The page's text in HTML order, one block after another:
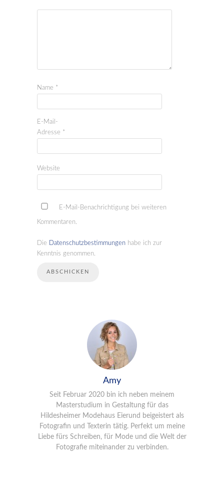
Name *
E-Mail-
Adresse *
Website
E-Mail-Benachrichtigung bei weiteren
Kommentaren.
Die Datenschutzbestimmungen habe ich zur
Kenntnis genommen.
Amy
Seit Februar 2020 bin ich neben meinem
Masterstudium in Gestaltung für das
Hildesheimer Modehaus Eierund beigeistert als
Fotografin und Texterin tätig. Perfekt um meine
Liebe fürs Schreiben, für Mode und die Welt der
Fotografie miteinander zu verbinden.